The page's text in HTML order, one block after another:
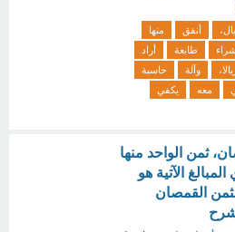
أنفق
منها
طابعة
أراد
وآلة
حاسبة
معه
يكفي
٤ قمصان، ثمن الواحد منها
المبالغ الآتية هو
لثمن القمصان